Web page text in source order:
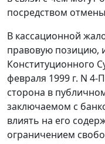
посредством
В кассационной
правовую позицию,
Конституционного
февраля 1999 г. N 4-
сторона в
заключаемом с
влиять на его
ограничением